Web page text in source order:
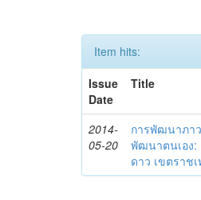
Item hits:
Issue
Date
Title
2014-
05-20
การพัฒนาภา
พัฒนาตนเอง:
ดาว เขตราช